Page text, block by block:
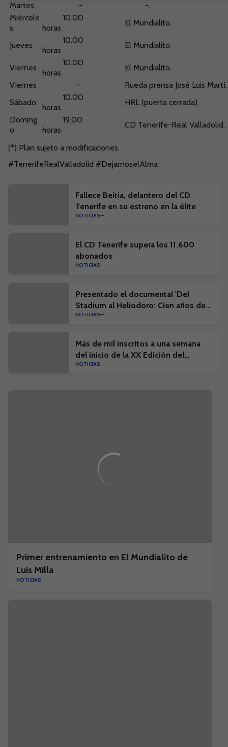
Martes
-
-.
Miércole
s
10.00
horas
El Mundialito.
Jueves
10.00
horas
El Mundialito.
Viernes
10.00
horas
El Mundialito.
Viernes
-
Rueda prensa José Luis Martí.
Sábado
10.00
horas
HRL (puerta cerrada).
Doming
o
19.00
horas
CD Tenerife-Real Valladolid.
(*) Plan sujeto a modificaciones.
#TenerifeRealValladolid #DejarnoselAlma
Fallece Beitia, delantero del CD
Tenerife en su estreno en la élite
NOTICIAS
El CD Tenerife supera los 11.600
abonados
NOTICIAS
Presentado el documental 'Del
Stadium al Heliodoro: Cien años de
historia'
NOTICIAS
Más de mil inscritos a una semana
del inicio de la XX Edición del
Campus Suma y el I Campus Suma
NOTICIAS
Primer entrenamiento en El Mundialito de
Luis Milla
NOTICIAS